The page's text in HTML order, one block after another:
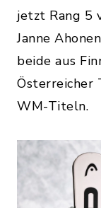
jetzt Rang 5
Janne
beide aus
Österreicher
WM-Titeln.